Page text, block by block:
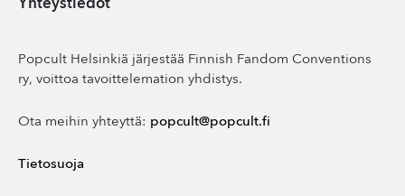
Yhteystiedot
Popcult Helsinkiä järjestää Finnish Fandom Conventions
ry, voittoa tavoittelemation yhdistys.
Ota meihin yhteyttä: popcult@popcult.fi
Tietosuoja